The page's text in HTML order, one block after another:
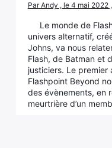
Par Andy , le 4 mai 2022
Le monde de
univers alternatif,
Johns, va nous
Flash, de Batman et
justiciers. Le premier
Flashpoint Beyond
des évènements, en
meurtrière d’un